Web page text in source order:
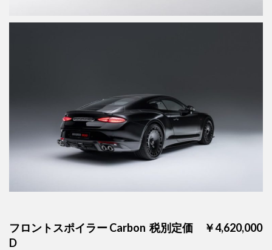
フロントスポイラー Carbon 税別定価 ￥4,620,000
D